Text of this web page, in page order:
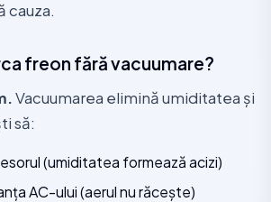
cauza.
freon fără vacuumare?
Vacuumarea elimină umiditatea și
să:
(umiditatea formează acizi)
AC-ului (aerul nu răcește)